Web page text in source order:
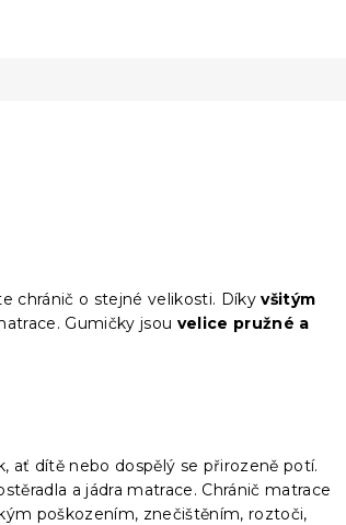
chránič o stejné velikosti. Díkyvšitým
Gumičky jsou velice pružné a
ať dítě nebo dospělý se přirozeně potí.
a jádra matrace. Chránič matrace
poškozením, znečištěním, roztoči,